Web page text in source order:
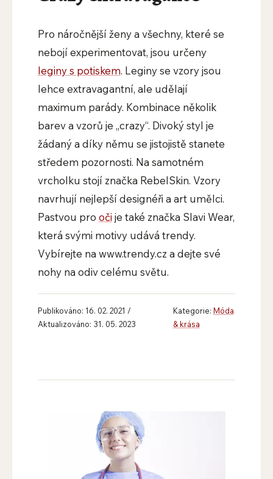
Pro náročnější ženy a všechny, které se
nebojí experimentovat, jsou určeny
leginy s potiskem. Leginy se vzory jsou
lehce extravagantní, ale udělají
maximum parády. Kombinace několik
barev a vzorů je „crazy“. Divoký styl je
žádaný a díky němu se jistojistě stanete
středem pozornosti. Na samotném
vrcholku stojí značka RebelSkin. Vzory
navrhují nejlepší designéři a art umělci.
Pastvou pro oči je také značka Slavi Wear,
která svými motivy udává trendy.
Vybírejte na www.trendy.cz a dejte své
nohy na odiv celému světu.
Publikováno: 16. 02. 2021 /
Aktualizováno: 31. 05. 2023
Kategorie: Móda
& krása